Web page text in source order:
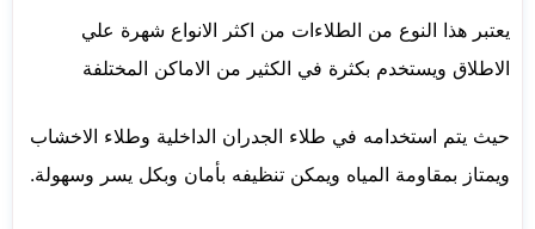
يعتبر هذا النوع من الطلاءات من اكثر الانواع شهرة علي
الاطلاق ويستخدم بكثرة في الكثير من الاماكن المختلفة
حيث يتم استخدامه في طلاء الجدران الداخلية وطلاء الاخشاب
ويمتاز بمقاومة المياه ويمكن تنظيفه بأمان وبكل يسر وسهولة.